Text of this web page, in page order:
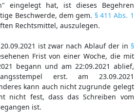
eingelegt hat, ist dieses Begehren
Beschwerde, dem gem. § 411 Abs. 1
Rechtsmittel, auszulegen.
ist zwar nach Ablauf der in §
Frist von einer Woche, die mit
begann und am 22:09.2021 ablief,
erst. am 23.09.2021
kann auch nicht zugrunde gelegt
nicht fest, dass das Schreiben vom
ist.